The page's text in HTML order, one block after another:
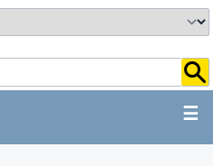
☰
ZUM HAUPTBEREICH